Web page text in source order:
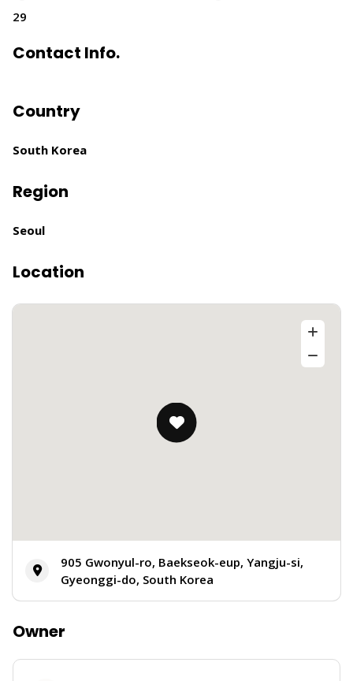
29
Contact Info.
Country
South Korea
Region
Seoul
Location
905 Gwonyul-ro, Baekseok-eup, Yangju-si,
Gyeonggi-do, South Korea
Owner